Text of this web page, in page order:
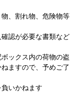
、割れ物、危険物等
認が必要な書類など
ックス内の荷物の盗
ますので、予めご了
いかねます